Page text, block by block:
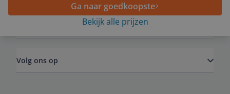
Ga naar goedkoopste
Bekijk alle prijzen
Volg ons op